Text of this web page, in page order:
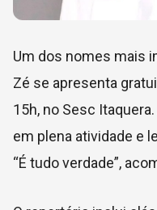
Um dos nomes mais
Zé se apresenta
15h, no Sesc
em plena atividade e
“É tudo verdade”,